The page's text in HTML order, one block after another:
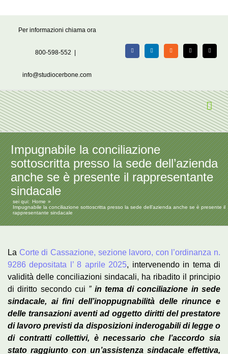
Per informazioni chiama ora
800-598-552
info@studiocerbone.com
FacebookLinkedIn Rss X Email
Impugnabile la conciliazione
sottoscritta presso la sede dell’azienda
anche se è presente il rappresentante
sindacale
sei qui: Home
Impugnabile la conciliazione sottoscritta presso la sede dell’azienda anche se è presente il
rappresentante sindacale
La Corte di Cassazione, sezione lavoro, con l’ordinanza n.
9286 depositata l’ 8 aprile 2025, intervenendo in tema di
validità delle conciliazioni sindacali, ha ribadito il principio
di diritto secondo cui ” in tema di conciliazione in sede
sindacale, ai fini dell’inoppugnabilità delle rinunce e
delle transazioni aventi ad oggetto diritti del prestatore
di lavoro previsti da disposizioni inderogabili di legge o
di contratti collettivi, è necessario che l’accordo sia
stato raggiunto con un’assistenza sindacale effettiva,